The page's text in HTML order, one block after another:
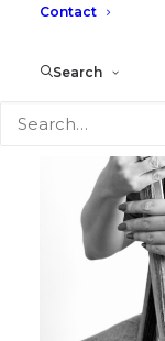
Contact
Search